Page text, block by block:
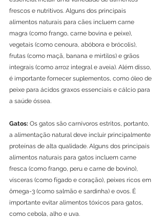
frescos e nutritivos. Alguns dos principais
alimentos naturais para cães incluem carne
magra (como frango, carne bovina e peixe),
vegetais (como cenoura, abóbora e brócolis),
frutas (como maçã, banana e mirtilos) e grãos
integrais (como arroz integral e aveia). Além disso,
é importante fornecer suplementos, como óleo de
peixe para ácidos graxos essenciais e cálcio para
a saúde óssea.
Gatos: Os gatos são carnívoros estritos, portanto,
a alimentação natural deve incluir principalmente
proteínas de alta qualidade. Alguns dos principais
alimentos naturais para gatos incluem carne
fresca (como frango, peru e carne de bovino),
vísceras (como fígado e coração), peixes ricos em
ômega-3 (como salmão e sardinha) e ovos. É
importante evitar alimentos tóxicos para gatos,
como cebola, alho e uva.